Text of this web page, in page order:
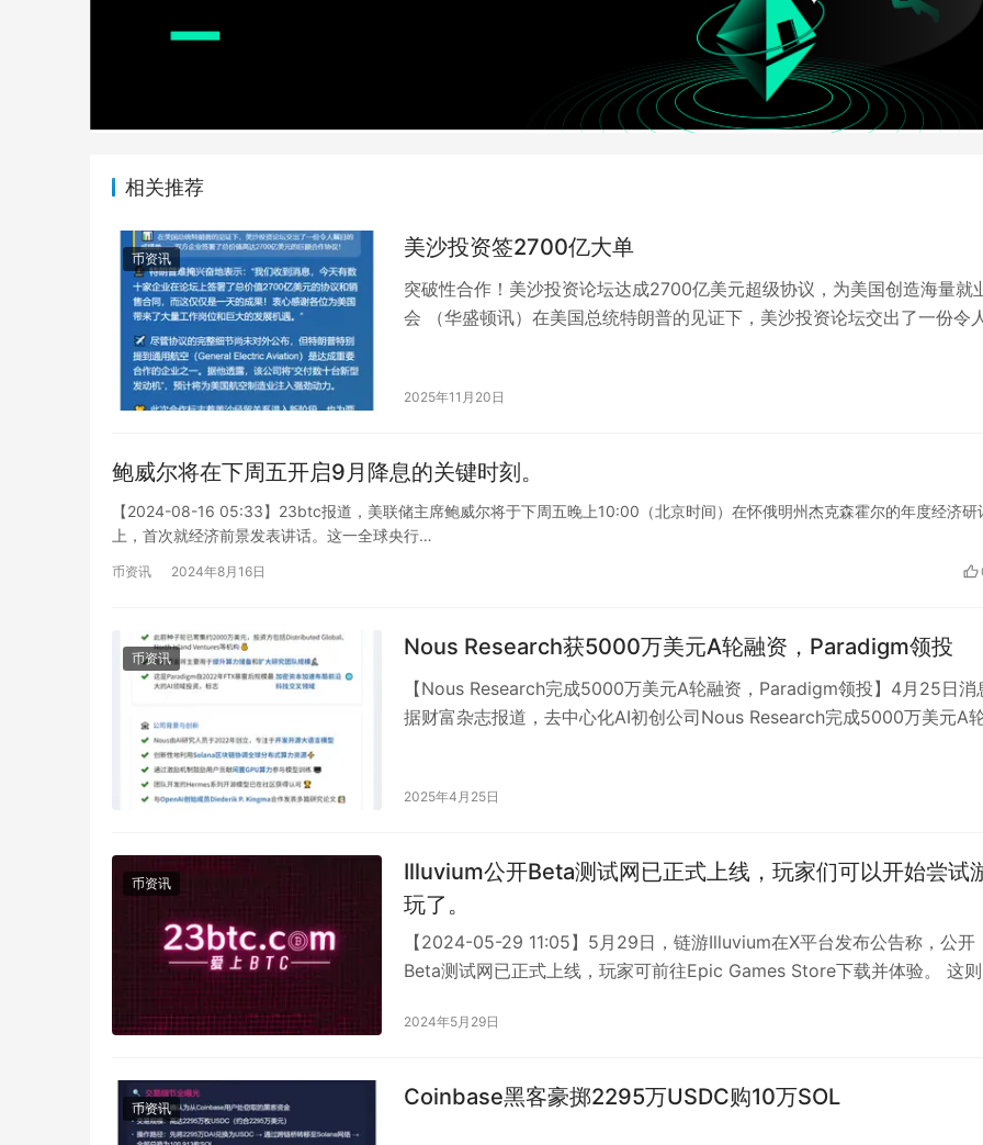
相关推荐
币资讯 美沙投资签2700亿大单
突破性合作！美沙投资论坛达成2700亿美元超级协议，为美国创造海量就
会 （华盛顿讯）在美国总统特朗普的见证下，美沙投资论坛交出了一份令
2025年11月20日
鲍威尔将在下周五开启9月降息的关键时刻。
【2024-08-16 05:33】23btc报道，美联储主席鲍威尔将于下周五晚上10:00（北京时间）在怀俄明州杰克森霍尔的年度经济研
上，首次就经济前景发表讲话。这一全球央行…
币资讯 2024年8月16日
币资讯 Nous Research获5000万美元A轮融资，Paradigm领投
【Nous Research完成5000万美元A轮融资，Paradigm领投】4月25日消
据财富杂志报道，去中心化AI初创公司Nous Research完成5000万美元A
2025年4月25日
币资讯
Illuvium公开Beta测试网已正式上线，玩家们可以开始尝试
玩了。
【2024-05-29 11:05】5月29日，链游Illuvium在X平台发布公告称，公开
Beta测试网已正式上线，玩家可前往Epic Games Store下载并体验。 这则
2024年5月29日
币资讯 Coinbase黑客豪掷2295万USDC购10万SOL